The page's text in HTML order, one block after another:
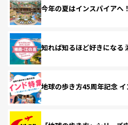
今年の夏はインスパイアへ！
知れば知るほど好きになる
地球の歩き方45周年記念